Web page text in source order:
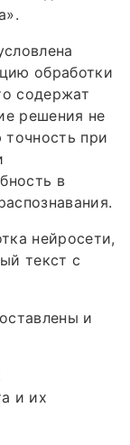
обработки
содержат
решения не
точность при
в
нейросети,
текст с
и
и их